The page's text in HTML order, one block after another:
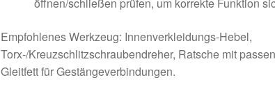
Empfohlenes Werkzeug: Innenverkleidungs-Hebel,
Torx-/Kreuzschlitzschraubendreher, Ratsche mit
Gleitfett für Gestängeverbindungen.